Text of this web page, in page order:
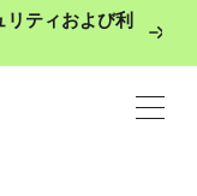
ティおよび利